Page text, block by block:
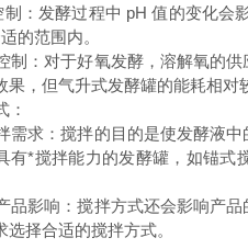
制：发酵过程中 pH 值的变化会
的范围内。
制：对于好氧发酵，溶解氧的
果，但气升式发酵罐的能耗相对
：
需求：搅拌的目的是使发酵液
有*搅拌能力的发酵罐，如锚式
品影响：搅拌方式还会影响产
选择合适的搅拌方式。